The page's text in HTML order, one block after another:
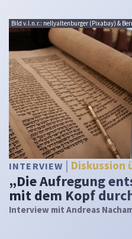
Bild v.l.n.r.: nellyaltenburger (Pixabay) &
INTERVIEW Diskussion
„Die Aufregung
mit dem Kopf
Interview mit Andreas